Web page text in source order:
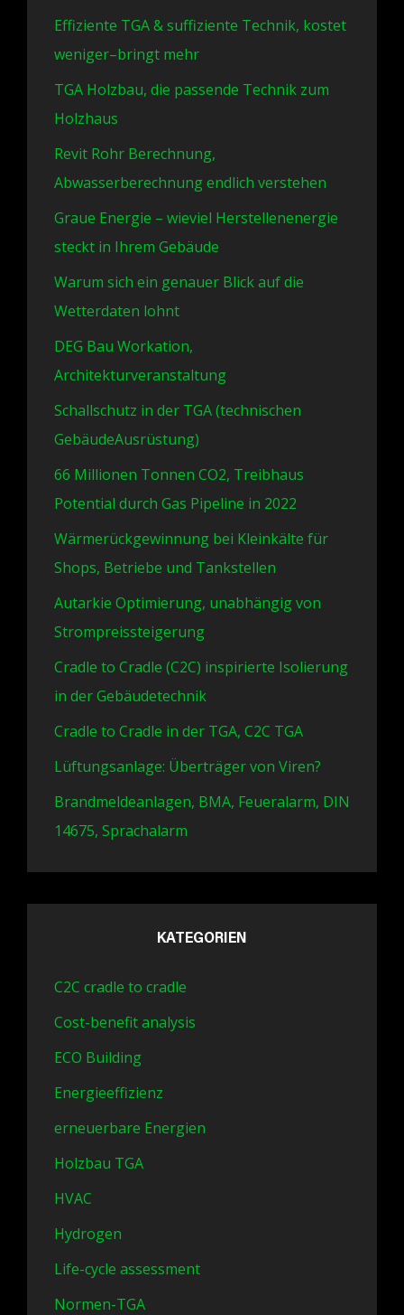
Effiziente TGA & suffiziente Technik, kostet
weniger–bringt mehr
TGA Holzbau, die passende Technik zum
Holzhaus
Revit Rohr Berechnung,
Abwasserberechnung endlich verstehen
Graue Energie – wieviel Herstellenenergie
steckt in Ihrem Gebäude
Warum sich ein genauer Blick auf die
Wetterdaten lohnt
DEG Bau Workation,
Architekturveranstaltung
Schallschutz in der TGA (technischen
GebäudeAusrüstung)
66 Millionen Tonnen CO2, Treibhaus
Potential durch Gas Pipeline in 2022
Wärmerückgewinnung bei Kleinkälte für
Shops, Betriebe und Tankstellen
Autarkie Optimierung, unabhängig von
Strompreissteigerung
Cradle to Cradle (C2C) inspirierte Isolierung
in der Gebäudetechnik
Cradle to Cradle in der TGA, C2C TGA
Lüftungsanlage: Überträger von Viren?
Brandmeldeanlagen, BMA, Feueralarm, DIN
14675, Sprachalarm
KATEGORIEN
C2C cradle to cradle
Cost-benefit analysis
ECO Building
Energieeffizienz
erneuerbare Energien
Holzbau TGA
HVAC
Hydrogen
Life-cycle assessment
Normen-TGA